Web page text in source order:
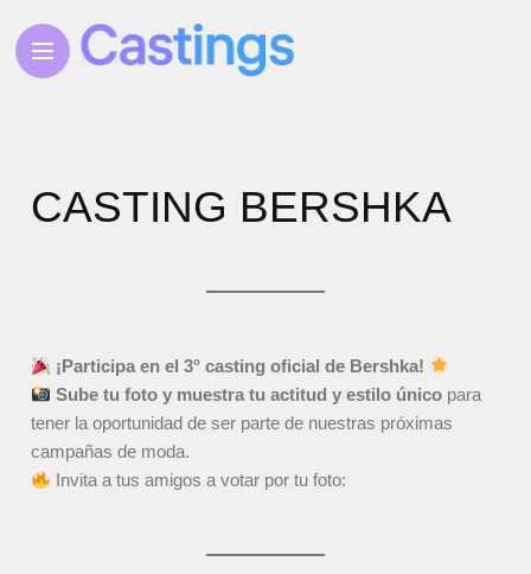
CASTING BERSHKA
¡Participa en el 3° casting oficial de Bershka!
Sube tu foto y muestra tu actitud y estilo único para
tener la oportunidad de ser parte de nuestras próximas
campañas de moda.
Invita a tus amigos a votar por tu foto: